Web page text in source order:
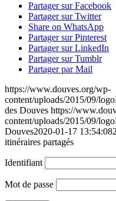
Partager sur Facebook
Partager sur Twitter
Share on WhatsApp
Partager sur Pinterest
Partager sur LinkedIn
Partager sur Tumblr
Partager par Mail
https://www.douves.org/wp-
content/uploads/2015/09/
des Douves https://
content/uploads/2015/09/
Douves2020-01-17 13:54:08
itinéraires partagés
Identifiant
Mot de passe